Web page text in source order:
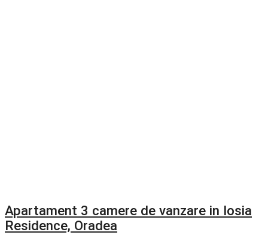
Apartament 3 camere de vanzare in Iosia
Residence, Oradea